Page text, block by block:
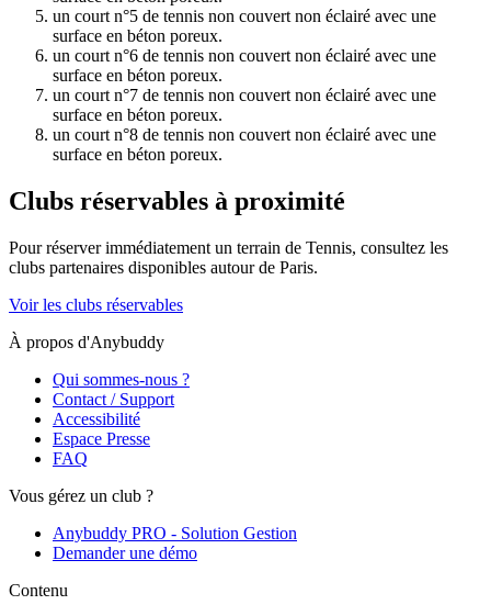
un court n°5 de tennis non couvert non éclairé avec une
surface en béton poreux.
un court n°6 de tennis non couvert non éclairé avec une
surface en béton poreux.
un court n°7 de tennis non couvert non éclairé avec une
surface en béton poreux.
un court n°8 de tennis non couvert non éclairé avec une
surface en béton poreux.
Clubs réservables à proximité
Pour réserver immédiatement un terrain de Tennis, consultez les
clubs partenaires disponibles autour de Paris.
Voir les clubs réservables
À propos d'Anybuddy
Qui sommes-nous ?
Contact / Support
Accessibilité
Espace Presse
FAQ
Vous gérez un club ?
Anybuddy PRO - Solution Gestion
Demander une démo
Contenu